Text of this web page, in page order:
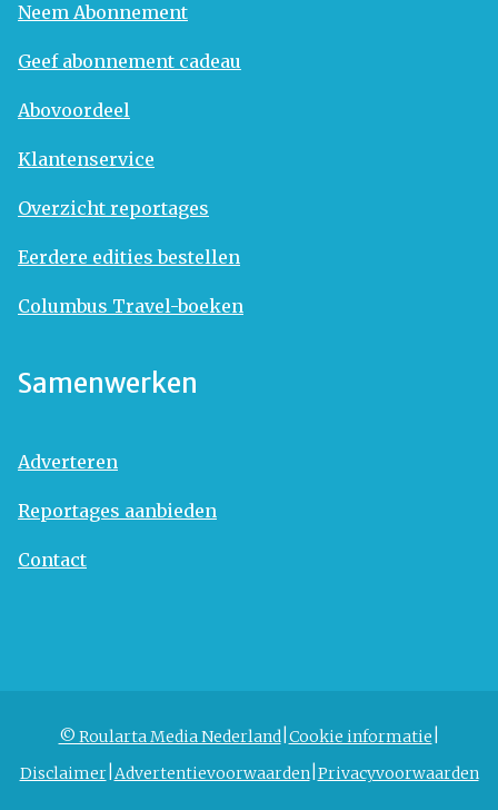
Neem Abonnement
Geef abonnement cadeau
Abovoordeel
Klantenservice
Overzicht reportages
Eerdere edities bestellen
Columbus Travel-boeken
Samenwerken
Adverteren
Reportages aanbieden
Contact
© Roularta Media Nederland Cookie informatie
Disclaimer Advertentievoorwaarden Privacyvoorwaarden